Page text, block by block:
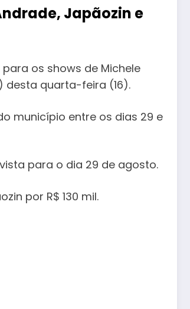
Japãozin e
os shows de Michele
desta quarta-feira (16).
município entre os dias 29 e
para o dia 29 de agosto.
por R$ 130 mil.